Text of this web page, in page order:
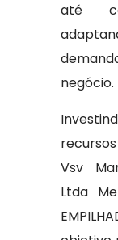
até
negócio.
Vsv
Ltda